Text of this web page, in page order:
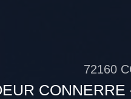
72160